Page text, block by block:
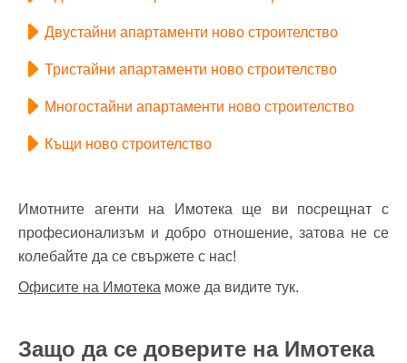
Двустайни апартаменти ново строителство
Тристайни апартаменти ново строителство
Многостайни апартаменти ново строителство
Къщи ново строителство
Имотните агенти на Имотека ще ви посрещнат с
професионализъм и добро отношение, затова не се
колебайте да се свържете с нас!
Офисите на Имотека може да видите тук.
Защо да се доверите на Имотека